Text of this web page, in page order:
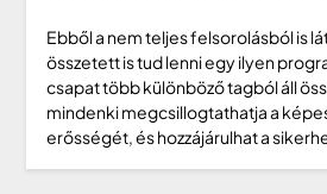
Ebből a nem teljes felsorolásból is
összetett is tud lenni egy ilyen
csapat több különböző tagból áll
mindenki megcsillogtathatja a
erősségét, és hozzájárulhat a